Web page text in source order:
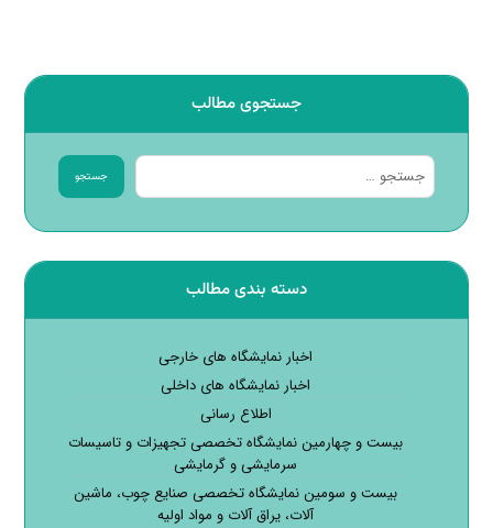
جستجوی مطالب
جستجو
دسته بندی مطالب
اخبار نمایشگاه های خارجی
اخبار نمایشگاه های داخلی
اطلاع رسانی
بیست و چهارمین نمایشگاه تخصصی تجهیزات و تاسیسات
سرمایشی و گرمایشی
بیست و سومین نمایشگاه تخصصی صنایع چوب، ماشین
آلات، یراق آلات و مواد اولیه